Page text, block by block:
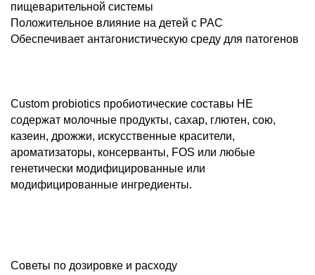
пищеварительной системы
Положительное влияние на детей с РАС
Обеспечивает антагонистическую среду для патогенов
Custom probiotics пробиотические составы НЕ
содержат молочные продукты, сахар, глютен, сою,
казеин, дрожжи, искусственные красители,
ароматизаторы, консерванты, FOS или любые
генетически модифицированные или
модифицированные ингредиенты.
Советы по дозировке и расходу